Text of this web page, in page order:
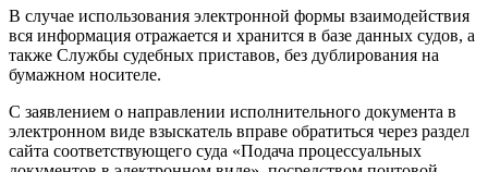
В случае использования электронной формы взаимодействия
вся информация отражается и хранится в базе данных судов, а
также Службы судебных приставов, без дублирования на
бумажном носителе.
С заявлением о направлении исполнительного документа в
электронном виде взыскатель вправе обратиться через раздел
сайта соответствующего суда «Подача процессуальных